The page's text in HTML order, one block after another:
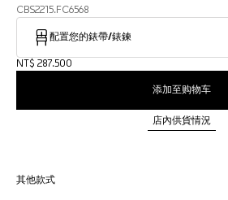
CBS2215.FC6568
配置您的錶帶/錶鍊
NT$ 287.500
添加至购物车
店內供貨情況
其他款式